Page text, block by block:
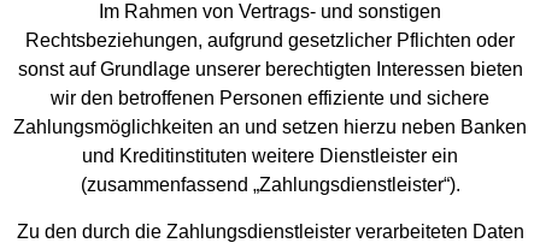
Im Rahmen von Vertrags- und sonstigen
Rechtsbeziehungen, aufgrund gesetzlicher Pflichten oder
sonst auf Grundlage unserer berechtigten Interessen bieten
wir den betroffenen Personen effiziente und sichere
Zahlungsmöglichkeiten an und setzen hierzu neben Banken
und Kreditinstituten weitere Dienstleister ein
(zusammenfassend „Zahlungsdienstleister“).
Zu den durch die Zahlungsdienstleister verarbeiteten Daten